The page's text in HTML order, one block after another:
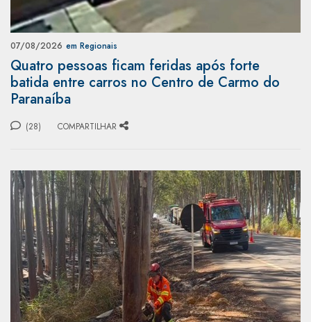
07/08/2026 em Regionais
Quatro pessoas ficam feridas após forte
batida entre carros no Centro de Carmo do
Paranaíba
(28) COMPARTILHAR